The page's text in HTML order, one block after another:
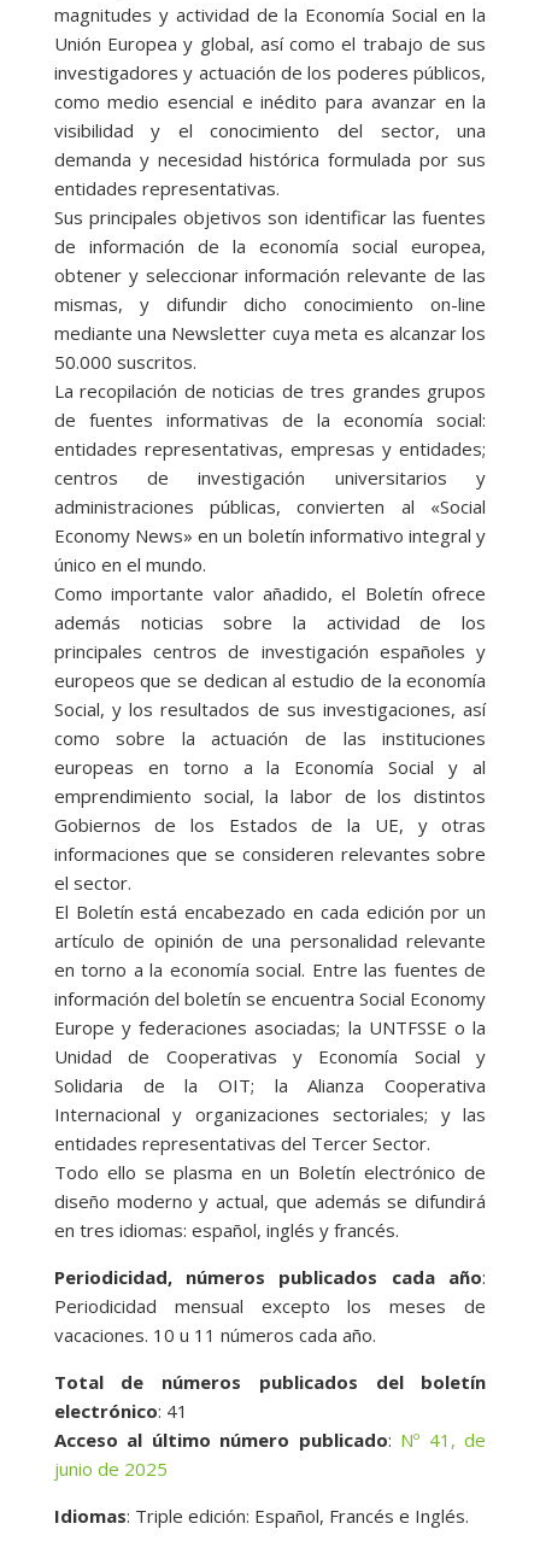
magnitudes y actividad de la Economía Social en la
Unión Europea y global, así como el trabajo de sus
investigadores y actuación de los poderes públicos,
como medio esencial e inédito para avanzar en la
visibilidad y el conocimiento del sector, una
demanda y necesidad histórica formulada por sus
entidades representativas.
Sus principales objetivos son identificar las fuentes
de información de la economía social europea,
obtener y seleccionar información relevante de las
mismas, y difundir dicho conocimiento on-line
mediante una Newsletter cuya meta es alcanzar los
50.000 suscritos.
La recopilación de noticias de tres grandes grupos
de fuentes informativas de la economía social:
entidades representativas, empresas y entidades;
centros de investigación universitarios y
administraciones públicas, convierten al «Social
Economy News» en un boletín informativo integral y
único en el mundo.
Como importante valor añadido, el Boletín ofrece
además noticias sobre la actividad de los
principales centros de investigación españoles y
europeos que se dedican al estudio de la economía
Social, y los resultados de sus investigaciones, así
como sobre la actuación de las instituciones
europeas en torno a la Economía Social y al
emprendimiento social, la labor de los distintos
Gobiernos de los Estados de la UE, y otras
informaciones que se consideren relevantes sobre
el sector.
El Boletín está encabezado en cada edición por un
artículo de opinión de una personalidad relevante
en torno a la economía social. Entre las fuentes de
información del boletín se encuentra Social Economy
Europe y federaciones asociadas; la UNTFSSE o la
Unidad de Cooperativas y Economía Social y
Solidaria de la OIT; la Alianza Cooperativa
Internacional y organizaciones sectoriales; y las
entidades representativas del Tercer Sector.
Todo ello se plasma en un Boletín electrónico de
diseño moderno y actual, que además se difundirá
en tres idiomas: español, inglés y francés.
Periodicidad, números publicados cada año:
Periodicidad mensual excepto los meses de
vacaciones. 10 u 11 números cada año.
Total de números publicados del boletín
electrónico: 41
Acceso al último número publicado: Nº 41, de
junio de 2025
Idiomas: Triple edición: Español, Francés e Inglés.